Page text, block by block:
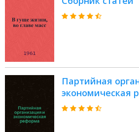
Партийная
экономическая